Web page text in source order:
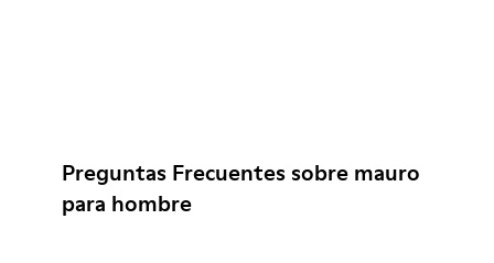
Preguntas Frecuentes sobre mauro
para hombre